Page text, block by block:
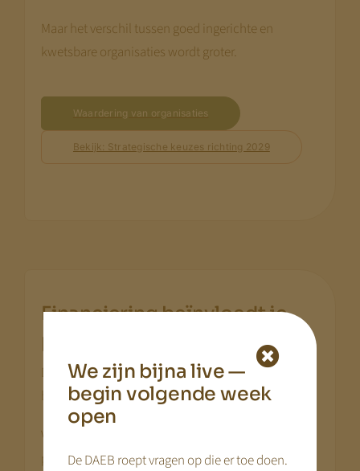
Maar het verschil tussen goed ingerichte en
kwetsbare organisaties wordt groter.
Waardering van organisaties
Bekijk: Strategische keuzes richting 2029
Financiering beïnvloedt je
positie
De manier waarop een overname is gefinancierd,
beïnvloedt je strategische ruimte.
Veel vreemd vermogen kan het rendement op
papier verhogen, maar vergroot kwetsbaarheid.
We zijn bijna live —
begin volgende week
open
De DAEB roept vragen op die er toe doen.